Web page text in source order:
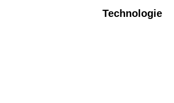
Technologie